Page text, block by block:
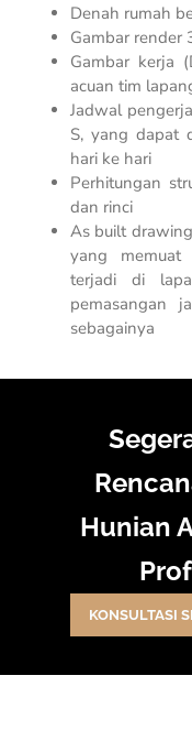
Denah rumah
Gambar render
Gambar kerja (
acuan tim
Jadwal
S, yang dapat
hari ke hari
Perhitungan
dan rinci
As built
yang memuat
terjadi di
pemasangan
sebagainya
Hunian
KONSULTASI